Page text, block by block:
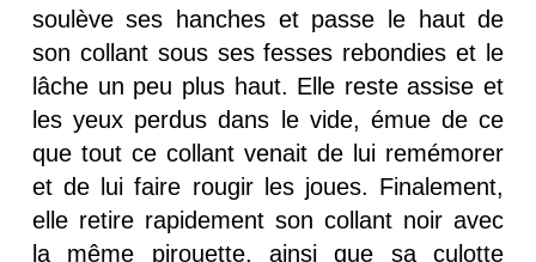
soulève ses hanches et passe le haut de
son collant sous ses fesses rebondies et le
lâche un peu plus haut. Elle reste assise et
les yeux perdus dans le vide, émue de ce
que tout ce collant venait de lui remémorer
et de lui faire rougir les joues. Finalement,
elle retire rapidement son collant noir avec
la même pirouette, ainsi que sa culotte